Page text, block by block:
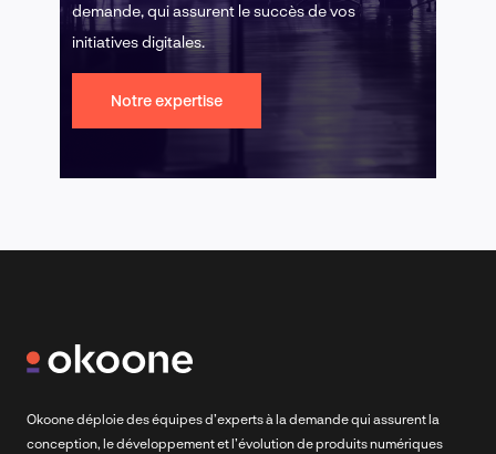
demande, qui assurent le succès de vos
initiatives digitales.
Notre expertise
Okoone déploie des équipes d’experts à la demande qui assurent la
conception, le développement et l’évolution de produits numériques